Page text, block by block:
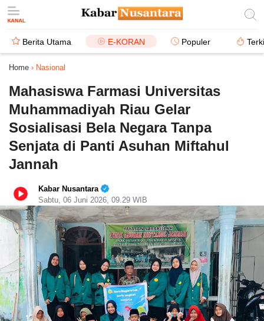
Berita Utama E-KORAN Populer
Home › Nasional
Mahasiswa Farmasi Universitas
Muhammadiyah Riau Gelar
Sosialisasi Bela Negara Tanpa
Senjata di Panti Asuhan Miftahul
Jannah
Kabar Nusantara
Sabtu, 06 Juni 2026, 09.29 WIB